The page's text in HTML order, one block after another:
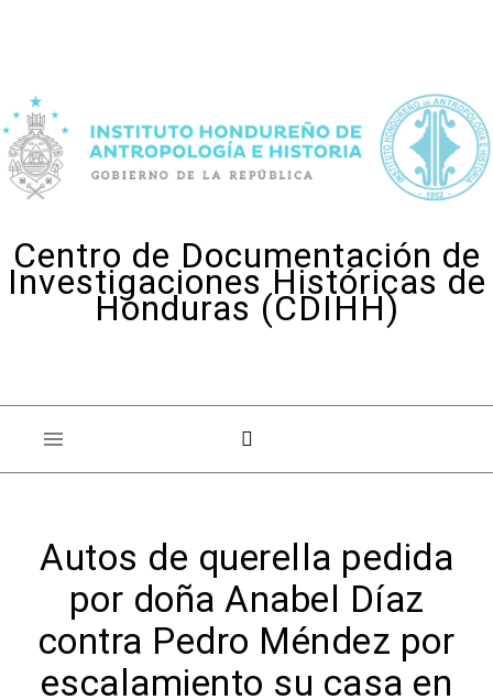
Centro de Documentación de
Investigaciones Históricas de
Honduras (CDIHH)
Autos de querella pedida
por doña Anabel Díaz
contra Pedro Méndez por
escalamiento su casa en